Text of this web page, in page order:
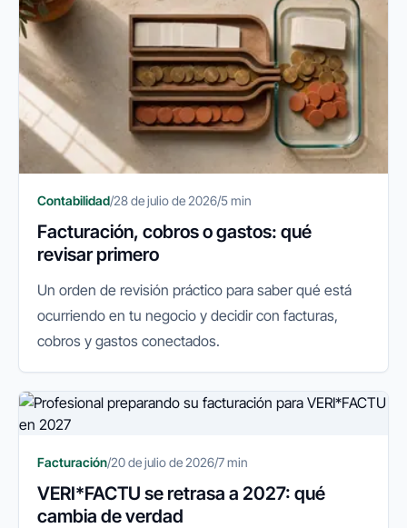
Contabilidad/28 de julio de 2026/5 min
Facturación, cobros o gastos: qué
revisar primero
Un orden de revisión práctico para saber qué está
ocurriendo en tu negocio y decidir con facturas,
cobros y gastos conectados.
Facturación/20 de julio de 2026/7 min
VERI*FACTU se retrasa a 2027: qué
cambia de verdad